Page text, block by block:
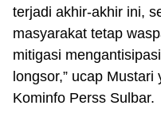
terjadi akhir-akhir ini,
masyarakat tetap
mitigasi
longsor,” ucap
Kominfo Perss Sulbar.